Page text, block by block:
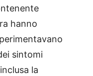
hanno
sintomi
la